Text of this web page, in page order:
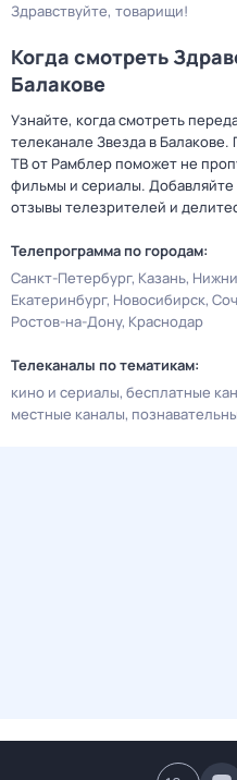
Здравствуйте, товарищи!
Когда смотреть
Балакове
Узнайте, когда смотреть
телеканале Звезда в
ТВ от Рамблер поможет не
фильмы и сериалы. Добавляйте
отзывы телезрителей и
Телепрограмма по городам:
Санкт-Петербург Казань
Екатеринбург Новосибирск
Ростов-на-Дону Краснодар
Телеканалы по тематикам:
кино и сериалы бесплатные
местные каналы